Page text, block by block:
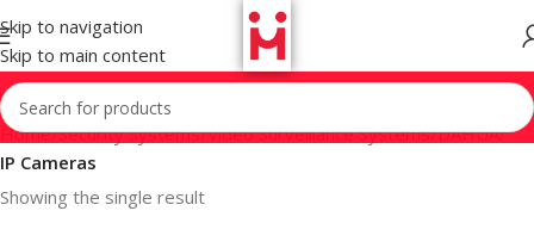
Skip to navigation
Skip to main content
Home/Security Systems/Video Surveillance Systems/DAHUA/
IP Cameras
Showing the single result